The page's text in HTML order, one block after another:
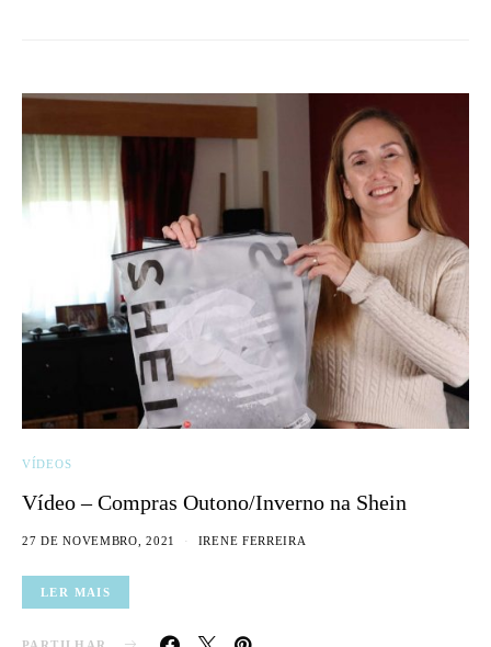
VÍDEOS
Vídeo – Compras Outono/Inverno na Shein
27 DE NOVEMBRO, 2021 IRENE FERREIRA
LER MAIS
PARTILHAR